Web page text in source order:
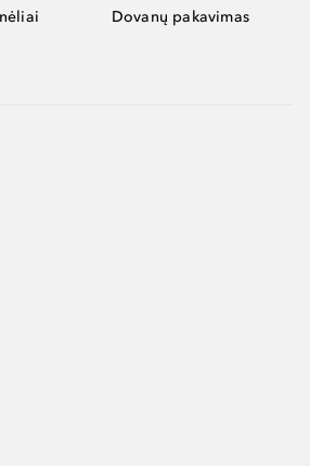
Dovanų pakavimas